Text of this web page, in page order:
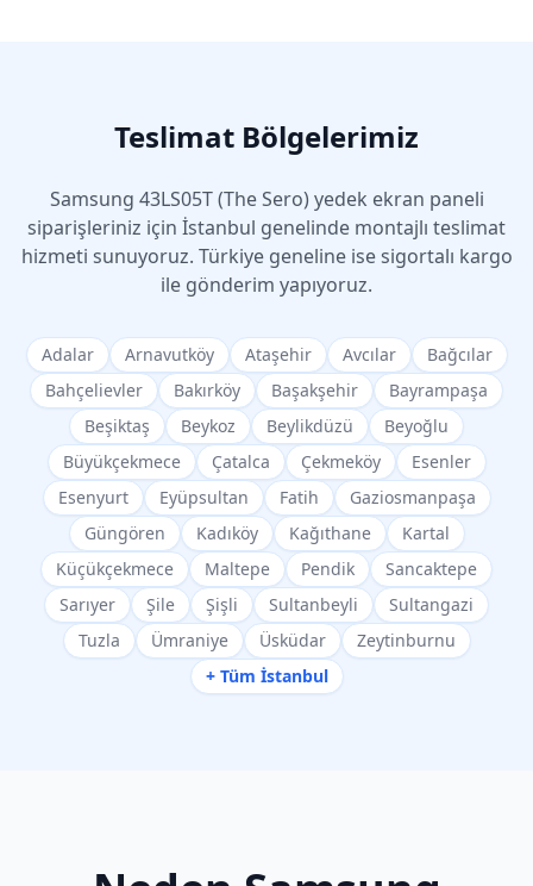
Teslimat Bölgelerimiz
Samsung 43LS05T (The Sero) yedek ekran paneli
siparişleriniz için İstanbul genelinde montajlı teslimat
hizmeti sunuyoruz. Türkiye geneline ise sigortalı kargo
ile gönderim yapıyoruz.
Adalar Arnavutköy Ataşehir Avcılar
Bağcılar
Bahçelievler
Bakırköy Başakşehir
Bayrampaşa
Beşiktaş
Beykoz Beylikdüzü
Beyoğlu
Büyükçekmece
Çatalca Çekmeköy
Esenler
Esenyurt
Eyüpsultan Fatih
Gaziosmanpaşa
Güngören
Kadıköy Kağıthane
Kartal
Küçükçekmece
Maltepe Pendik
Sancaktepe
Sarıyer
Şile Şişli Sultanbeyli
Sultangazi
Tuzla
Ümraniye Üsküdar
Zeytinburnu
+ Tüm İstanbul